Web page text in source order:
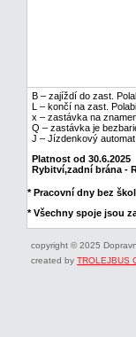
B – zajíždí do zast.
L – končí na zast.
x – zastávka na
Q – zastávka je
J – Jízdenkový automat
Platnost od 30.6.2025
Rybitví,zadní brána -
* Pracovní dny bez
* Všechny spoje jsou
copyright © 2025
created by TROLEJBUS